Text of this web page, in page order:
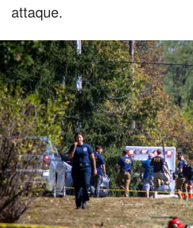
attaque.